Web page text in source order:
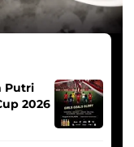
Putri
2026